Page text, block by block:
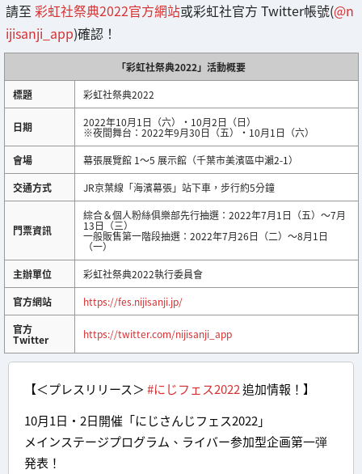
請至 彩虹社祭典2022官方網站或彩虹社官方 Twitter帳號(@n
ijisanji_app)確認！
「彩虹社祭典2022」活動概要
標題
彩虹社祭典2022
日期 2022年10月1日（六）・10月2日（日）
※夜間舞台：2022年9月30日（五）・10月1日（六）
會場
幕張展覽館 1～5 展示館（千葉市美濱區中瀨2-1）
交通方式
JR京葉線「海濱幕張」站下車，步行約5分鐘
門票資訊
綜合＆個人粉絲俱樂部先行抽選：2022年7月1日（五）～7月
13日（三）
一般販售第一階段抽選：2022年7月26日（二）～8月1日
（一）
主辦單位
彩虹社祭典2022執行委員會
官方網站
https://fes.nijisanji.jp/
官方
Twitter https://twitter.com/nijisanji_app
【＜プレスリリース＞#にじフェス2022追加情報！】
10月1日・2日開催「にじさんじフェス2022」
メインステージプログラム、ライバー参加型企画第一弾
発表！